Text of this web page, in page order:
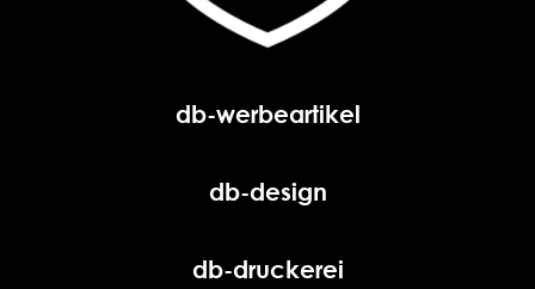
db-werbeartikel
db-design
db-druckerei